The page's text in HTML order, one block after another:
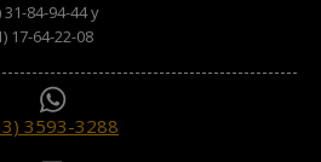
31-84-94-44 y
17-64-22-08
3593-3288